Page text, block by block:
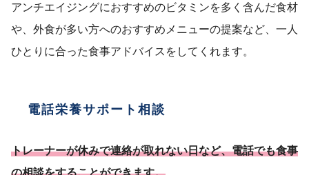
アンチエイジングにおすすめのビタミンを多く含んだ食材
や、外食が多い方へのおすすめメニューの提案など、一人
ひとりに合った食事アドバイスをしてくれます。
電話栄養サポート相談
トレーナーが休みで連絡が取れない日など、電話でも食事
の相談をすることができます。